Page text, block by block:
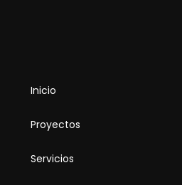
Inicio
Proyectos
Servicios